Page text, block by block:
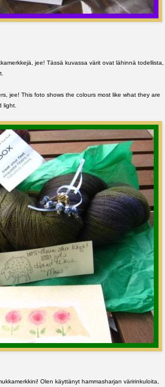
jee! Tässä kuvassa värit ovat lähinnä todellista,
jee! This foto shows the colours most like what they are
light.
Olen käyttänyt hammasharjan väririnkuloita,